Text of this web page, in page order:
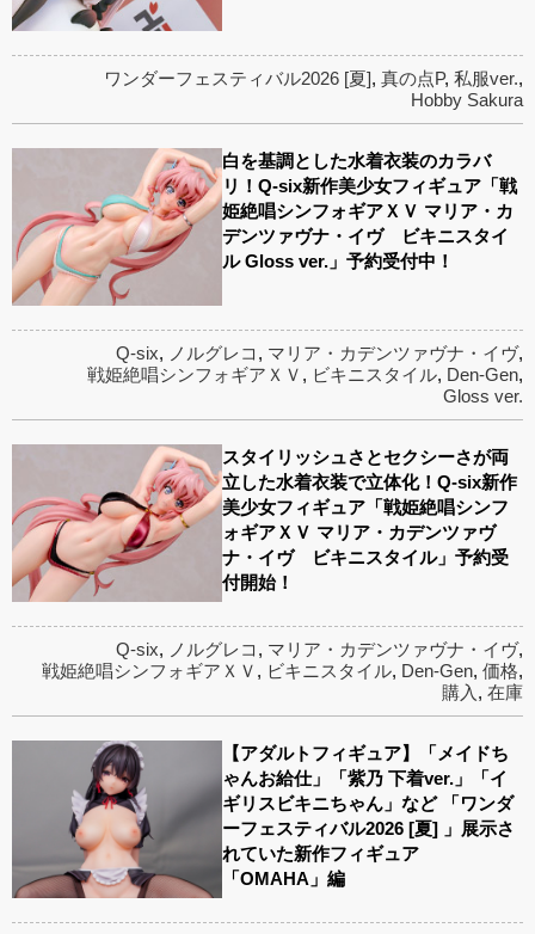
ワンダーフェスティバル2026 [夏], 真の点P, 私服ver.,
Hobby Sakura
白を基調とした水着衣装のカラバ
リ！Q-six新作美少女フィギュア「戦
姫絶唱シンフォギアＸＶ マリア・カ
デンツァヴナ・イヴ ビキニスタイ
ル Gloss ver.」予約受付中！
Q-six, ノルグレコ , マリア・カデンツァヴナ・イヴ,
戦姫絶唱シンフォギアＸＶ , ビキニスタイル, Den-Gen,
Gloss ver.
スタイリッシュさとセクシーさが両
立した水着衣装で立体化！Q-six新作
美少女フィギュア「戦姫絶唱シンフ
ォギアＸＶ マリア・カデンツァヴ
ナ・イヴ ビキニスタイル」予約受
付開始！
Q-six, ノルグレコ , マリア・カデンツァヴナ・イヴ,
戦姫絶唱シンフォギアＸＶ , ビキニスタイル, Den-Gen, 価格,
購入 , 在庫
【アダルトフィギュア】「メイドち
ゃんお給仕」「紫乃 下着ver.」「イ
ギリスビキニちゃん」など 「ワンダ
ーフェスティバル2026 [夏] 」展示さ
れていた新作フィギュア
「OMAHA」編